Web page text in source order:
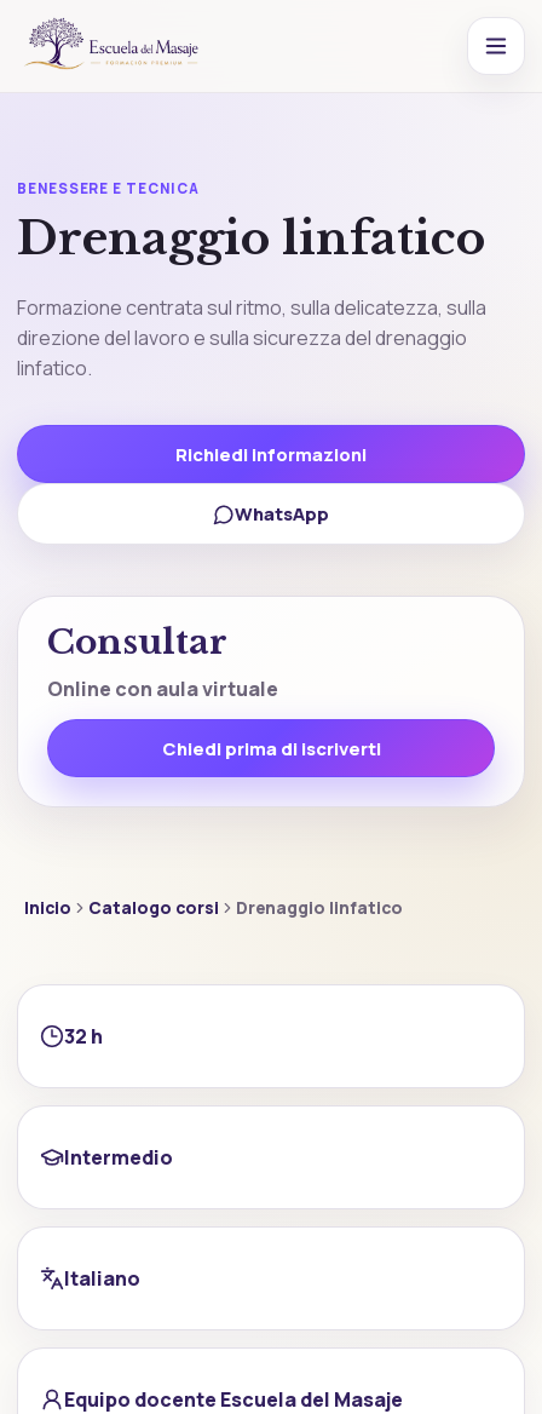
BENESSERE E TECNICA
Drenaggio linfatico
Formazione centrata sul ritmo, sulla delicatezza, sulla
direzione del lavoro e sulla sicurezza del drenaggio
linfatico.
Richiedi informazioni
WhatsApp
Consultar
Online con aula virtuale
Chiedi prima di iscriverti
Inicio Catalogo corsi Drenaggio linfatico
32 h
Intermedio
Italiano
Equipo docente Escuela del Masaje